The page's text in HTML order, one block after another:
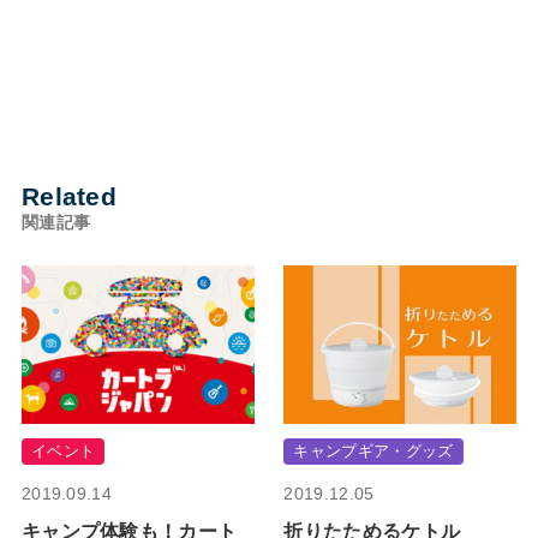
Related
関連記事
イベント
2019.09.14
キャンプ体験も！カート
キャンプギア・グッズ
2019.12.05
折りたためるケトル